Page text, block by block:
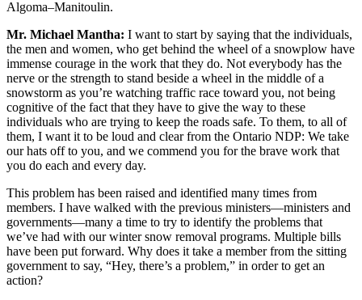
Algoma–Manitoulin.
Mr. Michael Mantha: I want to start by saying that the individuals,
the men and women, who get behind the wheel of a snowplow have
immense courage in the work that they do. Not everybody has the
nerve or the strength to stand beside a wheel in the middle of a
snowstorm as you’re watching traffic race toward you, not being
cognitive of the fact that they have to give the way to these
individuals who are trying to keep the roads safe. To them, to all of
them, I want it to be loud and clear from the Ontario NDP: We take
our hats off to you, and we commend you for the brave work that
you do each and every day.
This problem has been raised and identified many times from
members. I have walked with the previous ministers—ministers and
governments—many a time to try to identify the problems that
we’ve had with our winter snow removal programs. Multiple bills
have been put forward. Why does it take a member from the sitting
government to say, “Hey, there’s a problem,” in order to get an
action?